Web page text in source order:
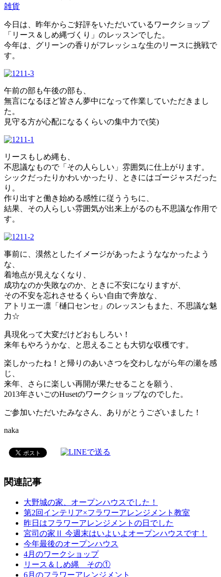
雑貨
今日は、昨年からご好評をいただいているワークショップ
「リース＆しめ縄づくり」のレッスンでした。
今年は、グリーンの香りがフレッシュな生のリースに挑戦で
す。
午前の部も午後の部も、
無言になるほど皆さん夢中になって作業していただきまし
た。
見守る方が心配になるくらいの集中力で(笑)
リースもしめ縄も、
不思議なもので「その人らしい」雰囲気に仕上がります。
シックだったりかわいかったり、ときにはゴージャスだった
り。
作り出すと働き始める感性に従ううちに、
結果、その人らしい雰囲気が出来上がるのも不思議な作用で
す。
事前に、漠然としたイメージがあったようななかったよう
な、
着地点が見えなくなり、
成功なのか失敗なのか、ときに不安になりますが、
その不安を忘れさせるくらい自由で奔放な、
アトリエ一凛「樋口センセ」のレッスンもまた、不思議な魅
力☆
具現化って大変だけどおもしろい！
来年もやろうかな、と思えることも大切な収穫です。
楽しかったね！と帰りのあいさつを交わしながら年の瀬を感
じ、
来年、さらに楽しい再開が果たせることを願う、
2013年さいごのHusetのワークショップなのでした。
ご参加いただいたみなさん、ありがとうございました！
naka
関連記事
大野城の家、オープンハウスでした！
第2回インテリア×フラワーアレンジメント教室
昨日はフラワーアレンジメントの日でした
宮司の家Ⅱ 今週末はいよいよオープンハウスです！
今年最後のオープンハウス
4月のワークショップ
リース＆しめ縄 その①
6月のフラワーアレンジメント